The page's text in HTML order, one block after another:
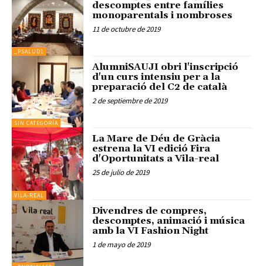
_PSALUD1
descomptes entre famílies
monoparentals i nombroses
11 de octubre de 2019
SIN CATEGORÍA
AlumniSAUJI obri l'inscripció
d'un curs intensiu per a la
preparació del C2 de català
2 de septiembre de 2019
VILA-REAL
La Mare de Déu de Gràcia
estrena la VI edició Fira
d'Oportunitats a Vila-real
25 de julio de 2019
Divendres de compres,
descomptes, animació i música
amb la VI Fashion Night
1 de mayo de 2019